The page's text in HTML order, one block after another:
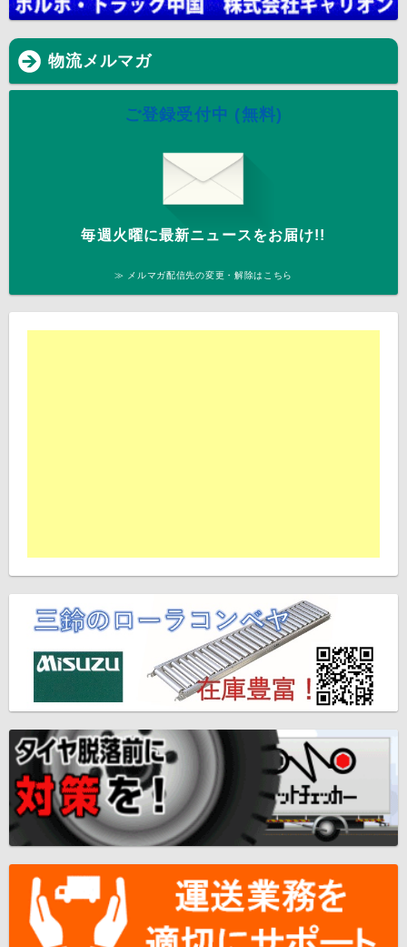
物流メルマガ
ご登録受付中 (無料)
毎週火曜に最新ニュースをお届け!!
≫ メルマガ配信先の変更・解除はこちら